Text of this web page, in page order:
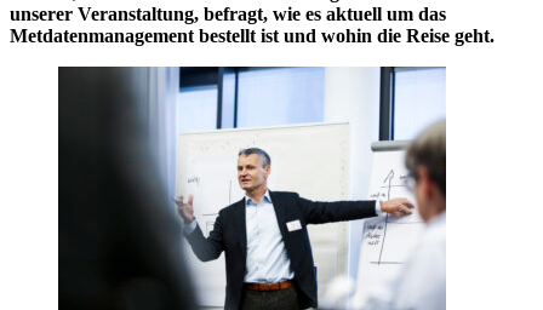
unserer Veranstaltung, befragt, wie es aktuell um das
Metdatenmanagement bestellt ist und wohin die Reise geht.